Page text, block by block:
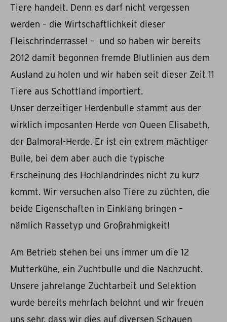
Tiere handelt. Denn es darf nicht vergessen
werden – die Wirtschaftlichkeit dieser
Fleischrinderrasse! – und so haben wir bereits
2012 damit begonnen fremde Blutlinien aus dem
Ausland zu holen und wir haben seit dieser Zeit 11
Tiere aus Schottland importiert.
Unser derzeitiger Herdenbulle stammt aus der
wirklich imposanten Herde von Queen Elisabeth,
der Balmoral-Herde. Er ist ein extrem mächtiger
Bulle, bei dem aber auch die typische
Erscheinung des Hochlandrindes nicht zu kurz
kommt. Wir versuchen also Tiere zu züchten, die
beide Eigenschaften in Einklang bringen –
nämlich Rassetyp und Großrahmigkeit!
Am Betrieb stehen bei uns immer um die 12
Mutterkühe, ein Zuchtbulle und die Nachzucht.
Unsere jahrelange Zuchtarbeit und Selektion
wurde bereits mehrfach belohnt und wir freuen
uns sehr, dass wir dies auf diversen Schauen